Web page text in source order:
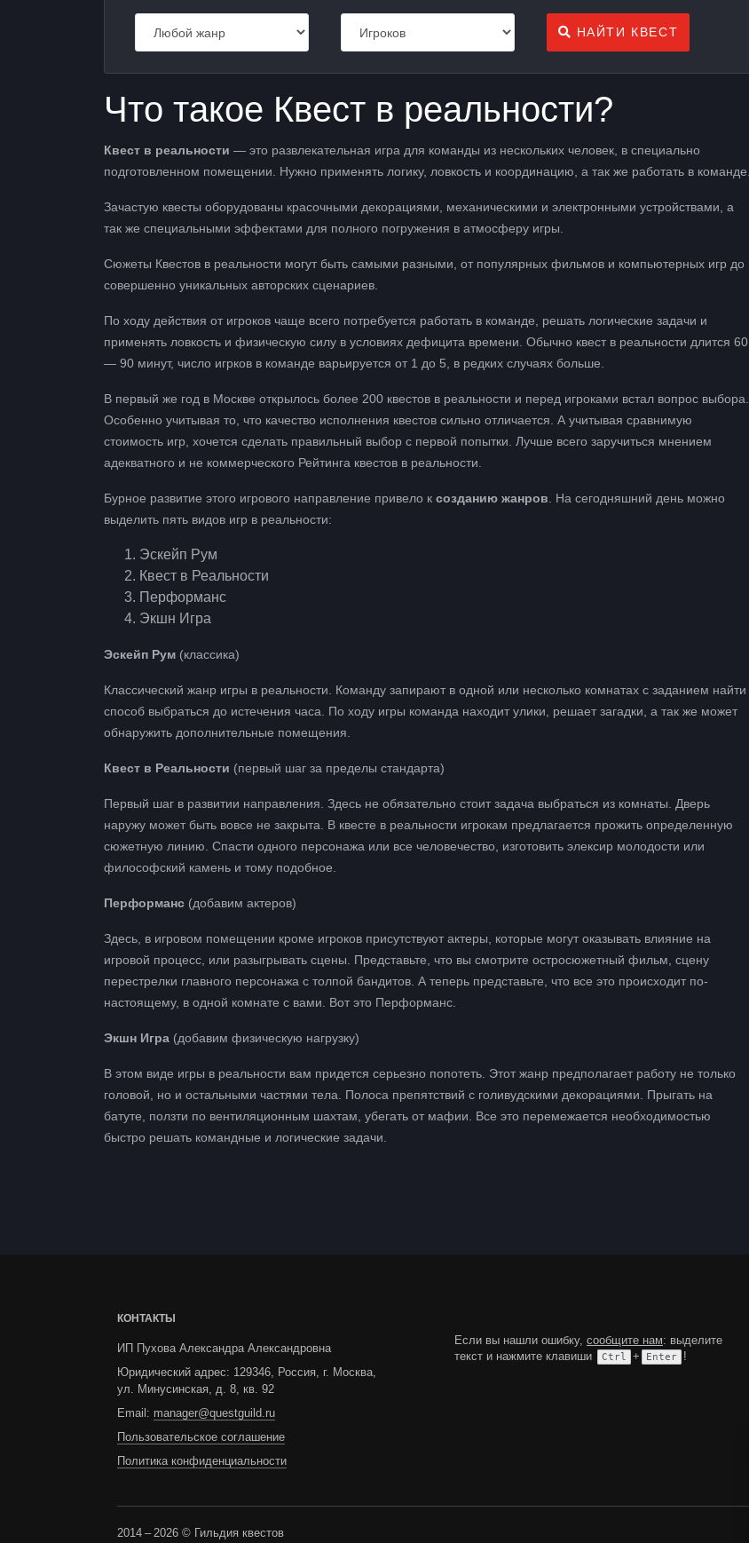
НАЙТИ КВЕСТ
Что такое Квест в реальности?
Квест в реальности — это развлекательная игра для команды из нескольких человек, в специально
подготовленном помещении. Нужно применять логику, ловкость и координацию, а так же работать в команде.
Зачастую квесты оборудованы красочными декорациями, механическими и электронными устройствами, а
так же специальными эффектами для полного погружения в атмосферу игры.
Сюжеты Квестов в реальности могут быть самыми разными, от популярных фильмов и компьютерных игр до
совершенно уникальных авторских сценариев.
По ходу действия от игроков чаще всего потребуется работать в команде, решать логические задачи и
применять ловкость и физическую силу в условиях дефицита времени. Обычно квест в реальности длится 60
— 90 минут, число игрков в команде варьируется от 1 до 5, в редких случаях больше.
В первый же год в Москве открылось более 200 квестов в реальности и перед игроками встал вопрос выбора.
Особенно учитывая то, что качество исполнения квестов сильно отличается. А учитывая сравнимую
стоимость игр, хочется сделать правильный выбор с первой попытки. Лучше всего заручиться мнением
адекватного и не коммерческого Рейтинга квестов в реальности.
Бурное развитие этого игрового направление привело к созданию жанров . На сегодняшний день можно
выделить пять видов игр в реальности:
Эскейп Рум
Квест в Реальности
Перформанс
Экшн Игра
Эскейп Рум (классика)
Классический жанр игры в реальности. Команду запирают в одной или несколько комнатах с заданием найти
способ выбраться до истечения часа. По ходу игры команда находит улики, решает загадки, а так же может
обнаружить дополнительные помещения.
Квест в Реальности (первый шаг за пределы стандарта)
Первый шаг в развитии направления. Здесь не обязательно стоит задача выбраться из комнаты. Дверь
наружу может быть вовсе не закрыта. В квесте в реальности игрокам предлагается прожить определенную
сюжетную линию. Спасти одного персонажа или все человечество, изготовить элексир молодости или
философский камень и тому подобное.
Перформанс (добавим актеров)
Здесь, в игровом помещении кроме игроков присутствуют актеры, которые могут оказывать влияние на
игровой процесс, или разыгрывать сцены. Представьте, что вы смотрите остросюжетный фильм, сцену
перестрелки главного персонажа с толпой бандитов. А теперь представьте, что все это происходит по-
настоящему, в одной комнате с вами. Вот это Перформанс.
Экшн Игра (добавим физическую нагрузку)
В этом виде игры в реальности вам придется серьезно попотеть. Этот жанр предполагает работу не только
головой, но и остальными частями тела. Полоса препятствий с голивудскими декорациями. Прыгать на
батуте, ползти по вентиляционным шахтам, убегать от мафии. Все это перемежается необходимостью
быстро решать командные и логические задачи.
КОНТАКТЫ
ИП Пухова Александра Александровна
Юридический адрес: 129346, Россия, г. Москва,
ул. Минусинская, д. 8, кв. 92
Email: manager@questguild.ru
Пользовательское соглашение
Политика конфиденциальности
Если вы нашли ошибку, сообщите нам: выделите
текст и нажмите клавиши
Ctrl + Enter !
2014 – 2026 © Гильдия квестов